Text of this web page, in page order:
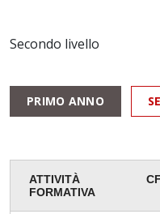
Secondo livello
PRIMO ANNO
ATTIVITÀ
FORMATIVA